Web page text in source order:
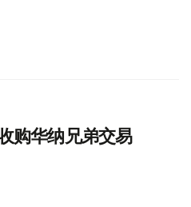
购华纳兄弟交易